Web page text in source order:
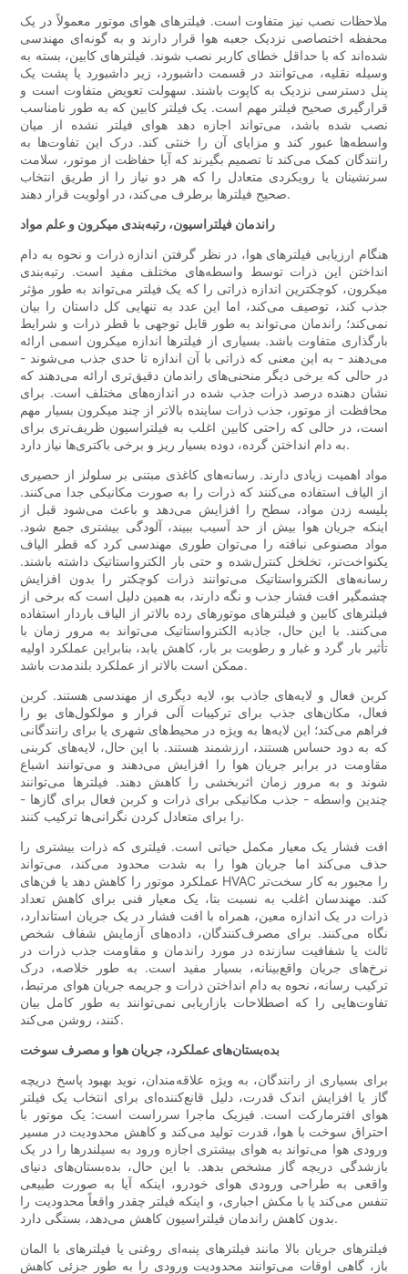
ملاحظات نصب نیز متفاوت است. فیلترهای هوای موتور معمولاً در یک
محفظه اختصاصی نزدیک جعبه هوا قرار دارند و به گونه‌ای مهندسی
شده‌اند که با حداقل خطای کاربر نصب شوند. فیلترهای کابین، بسته به
وسیله نقلیه، می‌توانند در قسمت داشبورد، زیر داشبورد یا پشت یک
پنل دسترسی نزدیک به کاپوت باشند. سهولت تعویض متفاوت است و
قرارگیری صحیح فیلتر مهم است. یک فیلتر کابین که به طور نامناسب
نصب شده باشد، می‌تواند اجازه دهد هوای فیلتر نشده از میان
واسطه‌ها عبور کند و مزایای آن را خنثی کند. درک این تفاوت‌ها به
رانندگان کمک می‌کند تا تصمیم بگیرند که آیا حفاظت از موتور، سلامت
سرنشینان یا رویکردی متعادل را که هر دو نیاز را از طریق انتخاب
صحیح فیلترها برطرف می‌کند، در اولویت قرار دهند.
راندمان فیلتراسیون، رتبه‌بندی میکرون و علم مواد
هنگام ارزیابی فیلترهای هوا، در نظر گرفتن اندازه ذرات و نحوه به دام
انداختن این ذرات توسط واسطه‌های مختلف مفید است. رتبه‌بندی
میکرون، کوچکترین اندازه ذراتی را که یک فیلتر می‌تواند به طور مؤثر
جذب کند، توصیف می‌کند، اما این عدد به تنهایی کل داستان را بیان
نمی‌کند؛ راندمان می‌تواند به طور قابل توجهی با قطر ذرات و شرایط
بارگذاری متفاوت باشد. بسیاری از فیلترها اندازه میکرون اسمی ارائه
می‌دهند - به این معنی که ذراتی با آن اندازه تا حدی جذب می‌شوند -
در حالی که برخی دیگر منحنی‌های راندمان دقیق‌تری ارائه می‌دهند که
نشان دهنده درصد ذرات جذب شده در اندازه‌های مختلف است. برای
محافظت از موتور، جذب ذرات ساینده بالاتر از چند میکرون بسیار مهم
است، در حالی که راحتی کابین اغلب به فیلتراسیون ظریف‌تری برای
به دام انداختن گرده، دوده بسیار ریز و برخی باکتری‌ها نیاز دارد.
مواد اهمیت زیادی دارند. رسانه‌های کاغذی مبتنی بر سلولز از حصیری
از الیاف استفاده می‌کنند که ذرات را به صورت مکانیکی جدا می‌کنند.
پلیسه زدن مواد، سطح را افزایش می‌دهد و باعث می‌شود قبل از
اینکه جریان هوا بیش از حد آسیب ببیند، آلودگی بیشتری جمع شود.
مواد مصنوعی نبافته را می‌توان طوری مهندسی کرد که قطر الیاف
یکنواخت‌تر، تخلخل کنترل‌شده و حتی بار الکترواستاتیک داشته باشند.
رسانه‌های الکترواستاتیک می‌توانند ذرات کوچکتر را بدون افزایش
چشمگیر افت فشار جذب و نگه دارند، به همین دلیل است که برخی از
فیلترهای کابین و فیلترهای موتورهای رده بالاتر از الیاف باردار استفاده
می‌کنند. با این حال، جاذبه الکترواستاتیک می‌تواند به مرور زمان با
تأثیر بار گرد و غبار و رطوبت بر بار، کاهش یابد، بنابراین عملکرد اولیه
ممکن است بالاتر از عملکرد بلندمدت باشد.
کربن فعال و لایه‌های جاذب بو، لایه دیگری از مهندسی هستند. کربن
فعال، مکان‌های جذب برای ترکیبات آلی فرار و مولکول‌های بو را
فراهم می‌کند؛ این لایه‌ها به ویژه در محیط‌های شهری یا برای رانندگانی
که به دود حساس هستند، ارزشمند هستند. با این حال، لایه‌های کربنی
مقاومت در برابر جریان هوا را افزایش می‌دهند و می‌توانند اشباع
شوند و به مرور زمان اثربخشی را کاهش دهند. فیلترها می‌توانند
چندین واسطه - جذب مکانیکی برای ذرات و کربن فعال برای گازها -
را برای متعادل کردن نگرانی‌ها ترکیب کنند.
افت فشار یک معیار مکمل حیاتی است. فیلتری که ذرات بیشتری را
حذف می‌کند اما جریان هوا را به شدت محدود می‌کند، می‌تواند
عملکرد موتور را کاهش دهد یا فن‌های HVAC را مجبور به کار سخت‌تر
کند. مهندسان اغلب به نسبت بتا، یک معیار فنی برای کاهش تعداد
ذرات در یک اندازه معین، همراه با افت فشار در یک جریان استاندارد،
نگاه می‌کنند. برای مصرف‌کنندگان، داده‌های آزمایش شفاف شخص
ثالث یا شفافیت سازنده در مورد راندمان و مقاومت جذب ذرات در
نرخ‌های جریان واقع‌بینانه، بسیار مفید است. به طور خلاصه، درک
ترکیب رسانه، نحوه به دام انداختن ذرات و جریمه جریان هوای مرتبط،
تفاوت‌هایی را که اصطلاحات بازاریابی نمی‌توانند به طور کامل بیان
کنند، روشن می‌کند.
بده‌بستان‌های عملکرد، جریان هوا و مصرف سوخت
برای بسیاری از رانندگان، به ویژه علاقه‌مندان، نوید بهبود پاسخ دریچه
گاز یا افزایش اندک قدرت، دلیل قانع‌کننده‌ای برای انتخاب یک فیلتر
هوای افترمارکت است. فیزیک ماجرا سرراست است: یک موتور با
احتراق سوخت با هوا، قدرت تولید می‌کند و کاهش محدودیت در مسیر
ورودی هوا می‌تواند به هوای بیشتری اجازه ورود به سیلندرها را در یک
بازشدگی دریچه گاز مشخص بدهد. با این حال، بده‌بستان‌های دنیای
واقعی به طراحی ورودی هوای خودرو، اینکه آیا به صورت طبیعی
تنفس می‌کند یا با مکش اجباری، و اینکه فیلتر چقدر واقعاً محدودیت را
بدون کاهش راندمان فیلتراسیون کاهش می‌دهد، بستگی دارد.
فیلترهای جریان بالا مانند فیلترهای پنبه‌ای روغنی یا فیلترهای با المان
باز، گاهی اوقات می‌توانند محدودیت ورودی را به طور جزئی کاهش